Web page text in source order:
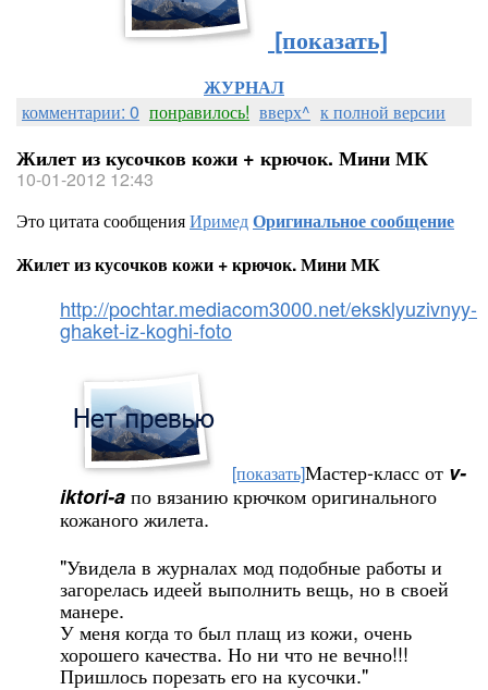
[показать]
ЖУРНАЛ
комментарии: 0 понравилось! вверх^ к полной версии
Жилет из кусочков кожи + крючок. Мини МК
10-01-2012 12:43
Это цитата сообщенияИримедОригинальное сообщение
Жилет из кусочков кожи + крючок. Мини МК
http://pochtar.mediacom3000.net/eksklyuzivnyy-
ghaket-iz-koghi-foto
[показать]Мастер-класс от v-
iktori-aпо вязанию крючком оригинального
кожаного жилета.
"Увидела в журналах мод подобные работы и
загорелась идеей выполнить вещь, но в своей
манере.
У меня когда то был плащ из кожи, очень
хорошего качества. Но ни что не вечно!!!
Пришлось порезать его на кусочки."